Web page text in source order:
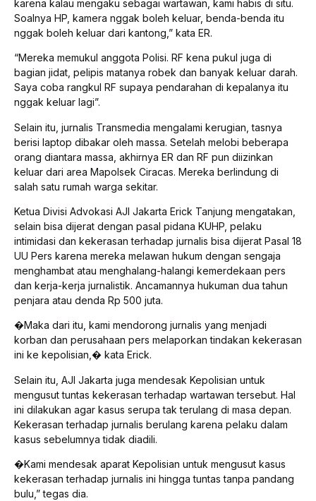
karena kalau mengaku sebagai wartawan, kami habis di situ.
Soalnya HP, kamera nggak boleh keluar, benda-benda itu
nggak boleh keluar dari kantong,” kata ER.
“Mereka memukul anggota Polisi. RF kena pukul juga di
bagian jidat, pelipis matanya robek dan banyak keluar darah.
Saya coba rangkul RF supaya pendarahan di kepalanya itu
nggak keluar lagi”.
Selain itu, jurnalis Transmedia mengalami kerugian, tasnya
berisi laptop dibakar oleh massa. Setelah melobi beberapa
orang diantara massa, akhirnya ER dan RF pun diizinkan
keluar dari area Mapolsek Ciracas. Mereka berlindung di
salah satu rumah warga sekitar.
Ketua Divisi Advokasi AJI Jakarta Erick Tanjung mengatakan,
selain bisa dijerat dengan pasal pidana KUHP, pelaku
intimidasi dan kekerasan terhadap jurnalis bisa dijerat Pasal 18
UU Pers karena mereka melawan hukum dengan sengaja
menghambat atau menghalang-halangi kemerdekaan pers
dan kerja-kerja jurnalistik. Ancamannya hukuman dua tahun
penjara atau denda Rp 500 juta.
�Maka dari itu, kami mendorong jurnalis yang menjadi
korban dan perusahaan pers melaporkan tindakan kekerasan
ini ke kepolisian,� kata Erick.
Selain itu, AJI Jakarta juga mendesak Kepolisian untuk
mengusut tuntas kekerasan terhadap wartawan tersebut. Hal
ini dilakukan agar kasus serupa tak terulang di masa depan.
Kekerasan terhadap jurnalis berulang karena pelaku dalam
kasus sebelumnya tidak diadili.
�Kami mendesak aparat Kepolisian untuk mengusut kasus
kekerasan terhadap jurnalis ini hingga tuntas tanpa pandang
bulu,” tegas dia.